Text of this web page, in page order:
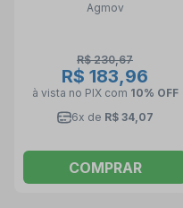
Agmov
R$ 230,67
R$ 183,96
à vista no PIX com 10% OFF
6x de R$ 34,07
COMPRAR